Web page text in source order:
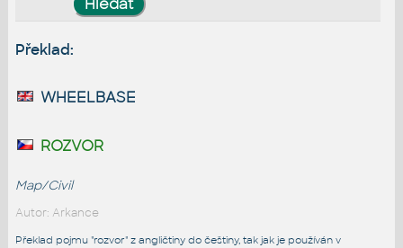
Překlad:
wheelbase
rozvor
Map/Civil
Autor: Arkance
Překlad pojmu "rozvor" z angličtiny do češtiny, tak jak je používán v